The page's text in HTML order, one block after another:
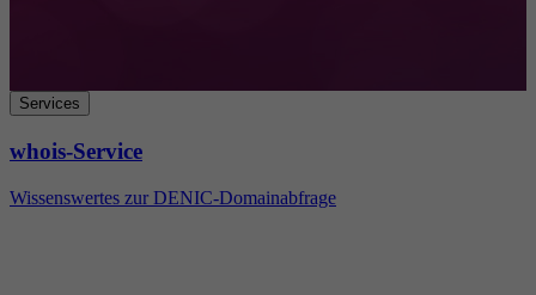
Services
whois-Service
Wissenswertes zur DENIC-Domainabfrage